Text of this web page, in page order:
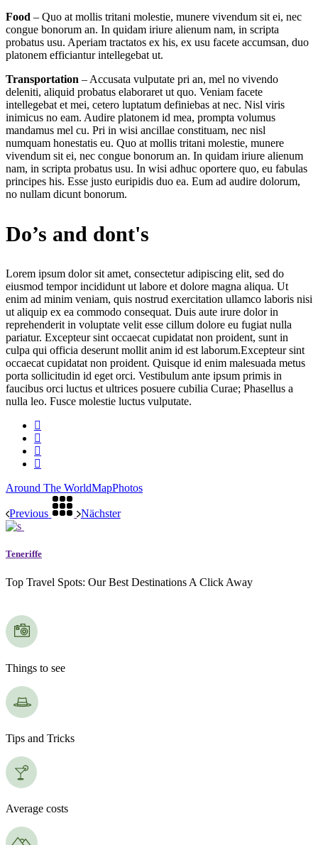
Food – Quo at mollis tritani molestie, munere vivendum sit ei, nec
congue bonorum an. In quidam iriure alienum nam, in scripta
probatus usu. Aperiam tractatos ex his, ex usu facete accumsan, duo
platonem efficiantur intellegebat ut.
Transportation – Accusata vulputate pri an, mel no vivendo
deleniti, aliquid probatus elaboraret ut quo. Veniam facete
intellegebat et mei, cetero luptatum definiebas at nec. Nisl viris
inimicus no eam. Audire platonem id mea, prompta volumus
mandamus mel cu. Pri in wisi ancillae constituam, nec nisl
numquam honestatis eu. Quo at mollis tritani molestie, munere
vivendum sit ei, nec congue bonorum an. In quidam iriure alienum
nam, in scripta probatus usu. In wisi adhuc oportere quo, eu fabulas
principes his. Esse justo euripidis duo ea. Eum ad audire dolorum,
no nullam dicunt bonorum.
Do’s and dont's
Lorem ipsum dolor sit amet, consectetur adipiscing elit, sed do
eiusmod tempor incididunt ut labore et dolore magna aliqua. Ut
enim ad minim veniam, quis nostrud exercitation ullamco laboris nisi
ut aliquip ex ea commodo consequat. Duis aute irure dolor in
reprehenderit in voluptate velit esse cillum dolore eu fugiat nulla
pariatur. Excepteur sint occaecat cupidatat non proident, sunt in
culpa qui officia deserunt mollit anim id est laborum.Excepteur sint
occaecat cupidatat non proident. Quisque id enim malesuada metus
porta sollicitudin id eget orci. Vestibulum ante ipsum primis in
faucibus orci luctus et ultrices posuere cubilia Curae; Phasellus a
nulla leo. Fusce molestie luctus vulputate.
Around The WorldMapPhotos
Previous Nächster
Teneriffe
Top Travel Spots: Our Best Destinations A Click Away
Things to see
Tips and Tricks
Average costs